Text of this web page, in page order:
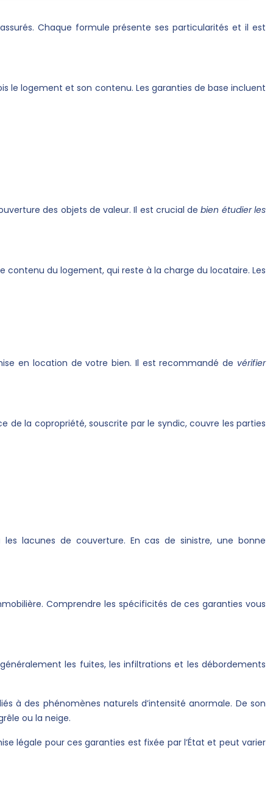
Chaque formule présente ses particularités et il est
le logement et son contenu. Les garanties de base incluent
des objets de valeur. Il est crucial debien étudier les
contenu du logement, qui reste à la charge du locataire. Les
en location de votre bien. Il est recommandé de vérifier
de la copropriété, souscrite par le syndic, couvre les parties
lacunes de couverture. En cas de sinistre, une bonne
Comprendre les spécificités de ces garanties vous
les fuites, les infiltrations et les débordements
à des phénomènes naturels d’intensité anormale. De son
ou la neige.
légale pour ces garanties est fixée par l’État et peut varier